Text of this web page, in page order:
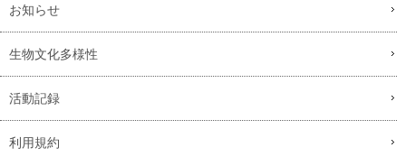
お知らせ
生物文化多様性
活動記録
利用規約